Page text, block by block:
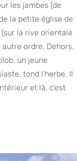
les jambes (de
la petite église de
la rive orientale
autre ordre. Dehors,
un jeune
tond l’herbe. Il
et là, c’est